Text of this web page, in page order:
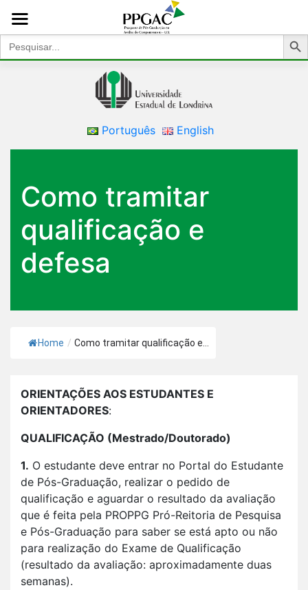
Search
for:
Search
Português English
Como tramitar
qualificação e
defesa
Home / Como tramitar qualificação e...
ORIENTAÇÕES AOS ESTUDANTES E
ORIENTADORES:
QUALIFICAÇÃO (Mestrado/Doutorado)
1. O estudante deve entrar no Portal do Estudante
de Pós-Graduação, realizar o pedido de
qualificação e aguardar o resultado da avaliação
que é feita pela PROPPG Pró-Reitoria de Pesquisa
e Pós-Graduação para saber se está apto ou não
para realização do Exame de Qualificação
(resultado da avaliação: aproximadamente duas
semanas).